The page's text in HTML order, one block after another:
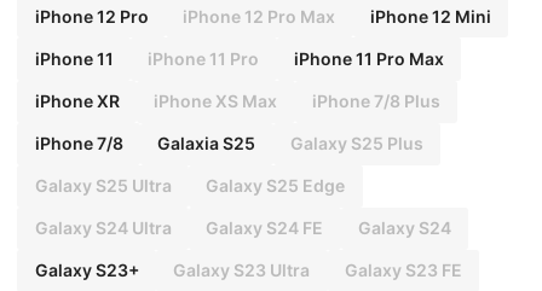
iPhone 12 Pro iPhone 12 Pro Max iPhone 12 Mini
iPhone 11 iPhone 11 Pro iPhone 11 Pro Max
iPhone XR iPhone XS Max iPhone 7/8 Plus
iPhone 7/8 Galaxia S25 Galaxy S25 Plus
Galaxy S25 Ultra Galaxy S25 Edge
Galaxy S24 Ultra Galaxy S24 FE Galaxy S24
Galaxy S23+ Galaxy S23 Ultra Galaxy S23 FE